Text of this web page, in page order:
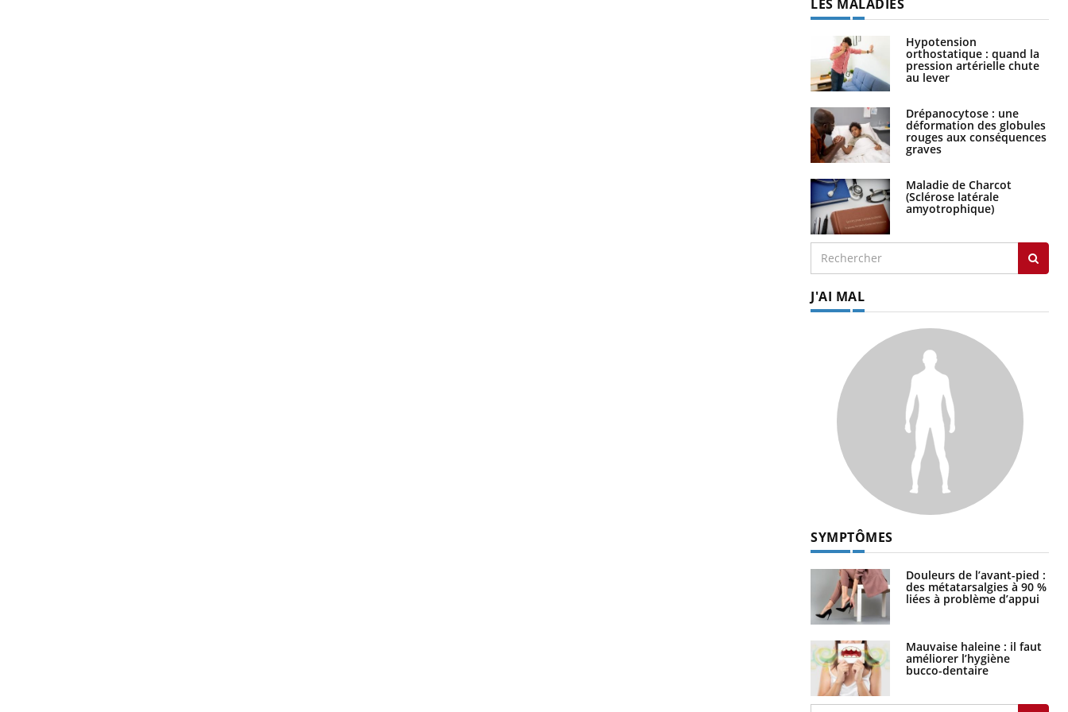
LES MALADIES
Hypotension
orthostatique : quand la
pression artérielle chute
au lever
Drépanocytose : une
déformation des globules
rouges aux conséquences
graves
Maladie de Charcot
(Sclérose latérale
amyotrophique)
J'AI MAL
SYMPTÔMES
Douleurs de l’avant-pied :
des métatarsalgies à 90 %
liées à problème d’appui
Mauvaise haleine : il faut
améliorer l’hygiène
bucco-dentaire